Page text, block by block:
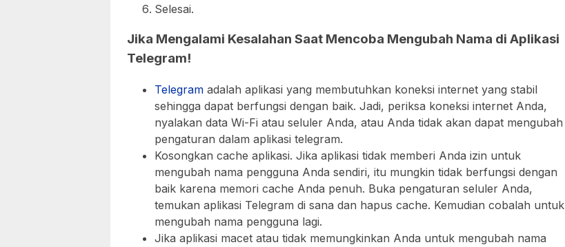
Selesai.
Jika Mengalami Kesalahan Saat Mencoba Mengubah Nama di Aplikasi
Telegram!
Telegram adalah aplikasi yang membutuhkan koneksi internet yang stabil
sehingga dapat berfungsi dengan baik. Jadi, periksa koneksi internet Anda,
nyalakan data Wi-Fi atau seluler Anda, atau Anda tidak akan dapat mengubah
pengaturan dalam aplikasi telegram.
Kosongkan cache aplikasi. Jika aplikasi tidak memberi Anda izin untuk
mengubah nama pengguna Anda sendiri, itu mungkin tidak berfungsi dengan
baik karena memori cache Anda penuh. Buka pengaturan seluler Anda,
temukan aplikasi Telegram di sana dan hapus cache. Kemudian cobalah untuk
mengubah nama pengguna lagi.
Jika aplikasi macet atau tidak memungkinkan Anda untuk mengubah nama